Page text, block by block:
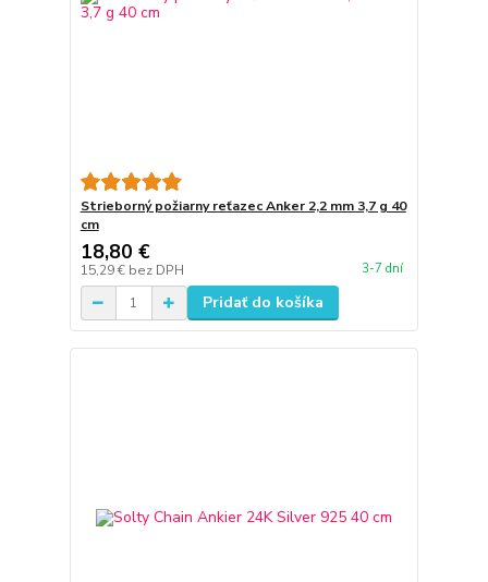
Strieborný požiarny reťazec Anker 2,2 mm 3,7 g 40
cm
18,80 €
15,29 € bez DPH 3-7 dní
Pridať do košíka